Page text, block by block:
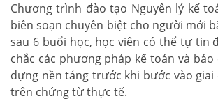
Chương trình đào tạo Nguyên lý kế
biên soạn chuyên biệt cho người mới
sau 6 buổi học, học viên có thể tự tin
chắc các phương pháp kế toán và báo
dựng nền tảng trước khi bước vào
trên chứng từ thực tế.